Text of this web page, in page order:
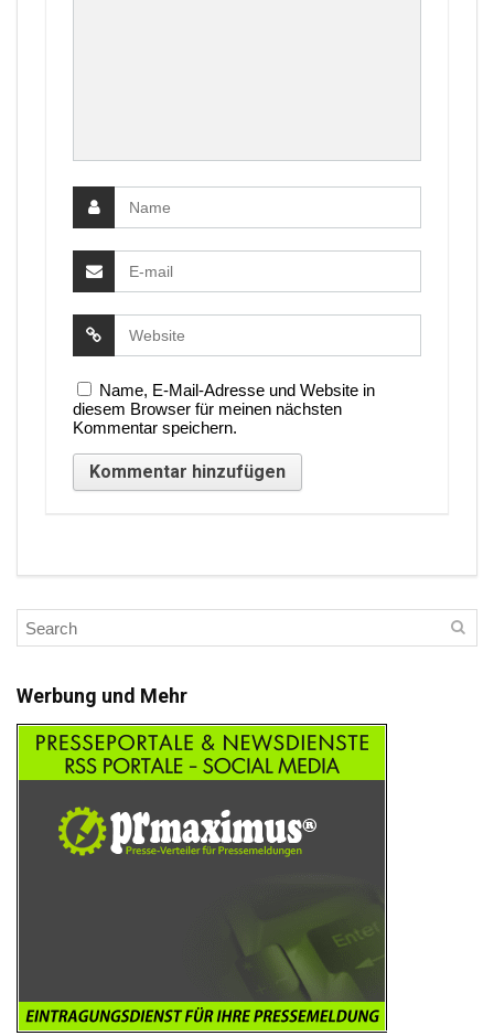
Name, E-Mail-Adresse und Website in
diesem Browser für meinen nächsten
Kommentar speichern.
Werbung und Mehr